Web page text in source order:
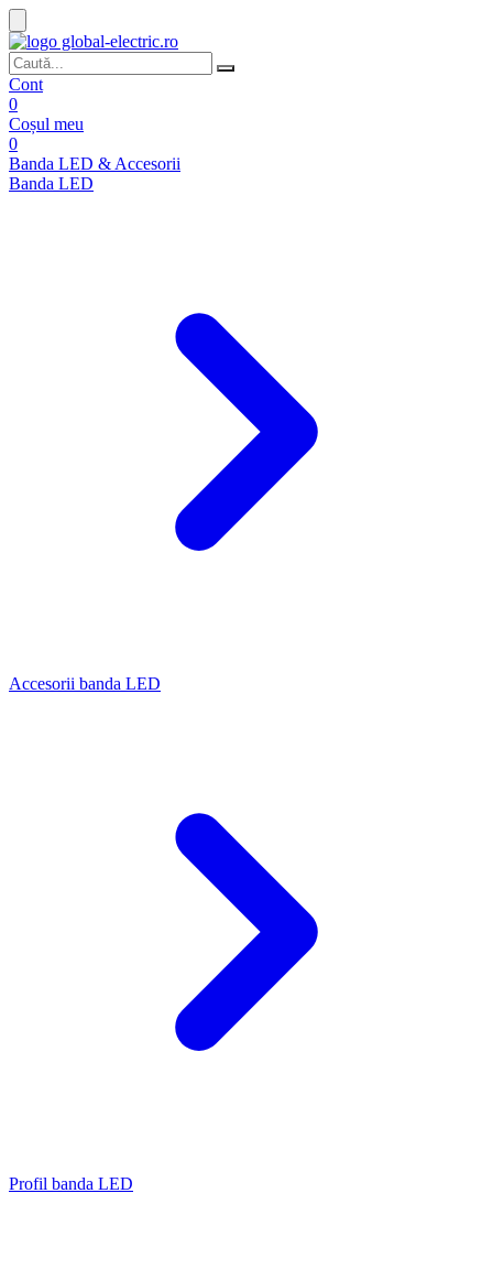
Cont
0
Coșul meu
0
Banda LED & Accesorii
Banda LED
Accesorii banda LED
Profil banda LED